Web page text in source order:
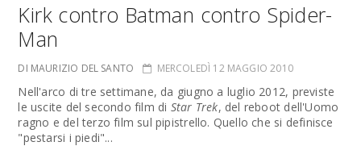
Kirk contro Batman contro Spider-
Man
DI MAURIZIO DEL SANTO MERCOLEDÌ 12 MAGGIO 2010
Nell'arco di tre settimane, da giugno a luglio 2012, previste
le uscite del secondo film di Star Trek, del reboot dell'Uomo
ragno e del terzo film sul pipistrello. Quello che si definisce
"pestarsi i piedi"...